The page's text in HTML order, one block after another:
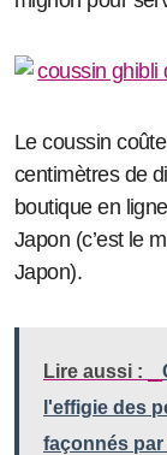
Le coussin
centimètres de
boutique en
Japon (c’est le
Japon).
Lire aussi :
l'effigie des
façonnés